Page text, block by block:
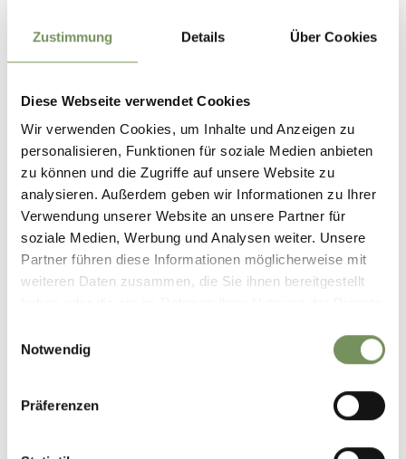
Zustimmung Details Über Cookies
Diese Webseite verwendet Cookies
Wir verwenden Cookies, um Inhalte und Anzeigen zu
personalisieren, Funktionen für soziale Medien anbieten
zu können und die Zugriffe auf unsere Website zu
analysieren. Außerdem geben wir Informationen zu Ihrer
Verwendung unserer Website an unsere Partner für
soziale Medien, Werbung und Analysen weiter. Unsere
Partner führen diese Informationen möglicherweise mit
weiteren Daten zusammen, die Sie ihnen bereitgestellt
Notwendig
Präferenzen